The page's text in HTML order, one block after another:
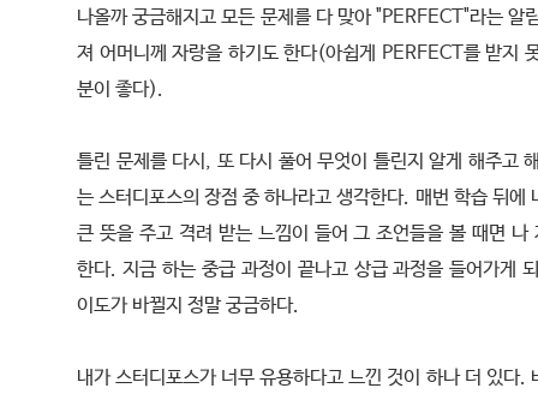
나올까 궁금해지고 모든 문제를 다 맞아 "PERFECT"라는 알
져 어머니께 자랑을 하기도 한다(아쉽게 PERFECT를 받지
분이 좋다).
틀린 문제를 다시, 또 다시 풀어 무엇이 틀린지 알게 해주고
는 스터디포스의 장점 중 하나라고 생각한다. 매번 학습 뒤에
큰 뜻을 주고 격려 받는 느낌이 들어 그 조언들을 볼 때면 나
한다. 지금 하는 중급 과정이 끝나고 상급 과정을 들어가게
이도가 바뀔지 정말 궁금하다.
내가 스터디포스가 너무 유용하다고 느낀 것이 하나 더 있다.